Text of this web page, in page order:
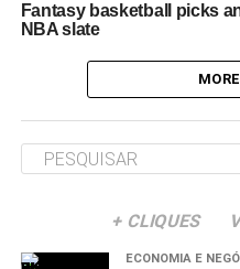
Fantasy basketball picks
NBA slate
+ CLIQUES
ECONOMIA E